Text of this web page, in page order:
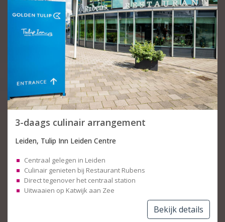
3-daags culinair arrangement
Leiden, Tulip Inn Leiden Centre
Centraal gelegen in Leiden
Culinair genieten bij Restaurant Rubens
Direct tegenover het centraal station
Uitwaaien op Katwijk aan Zee
Bekijk details